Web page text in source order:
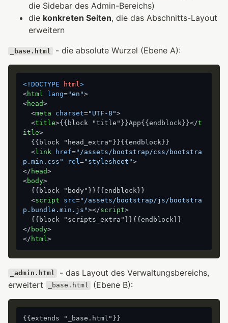
die Sidebar des Admin-Bereichs)
die konkreten Seiten, die das Abschnitts-Layout
erweitern
_base.html - die absolute Wurzel (Ebene A):
<!DOCTYPE html >
<html lang="en">
<head>
<meta charset="UTF-8">
<title>{{block "title"}}App{{endblock}}</t
itle>
<link href="/assets/bootstrap/css/bootstra
p.min.css"
rel ="stylesheet">
</ head>
<body>
<script src="/assets/bootstrap/js/bootstra
p.bundle.min.js"></script>
</ body>
</ html >
_admin.html
- das Layout des Verwaltungsbereichs,
erweitert
_base.html (Ebene B):
{{extends "_base.html"}}